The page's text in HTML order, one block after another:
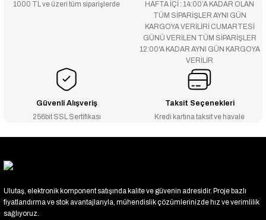
1000 TL ve üzeri tüm siparişlerde
HAFTA İÇİ : 14:00’A KADAR OLAN
TÜM SİPARİŞLER AYNI GÜN
KARGOYA VERİLİRİ CUMARTESİ
GÜNÜ VERİLEN TÜM SİPARİŞLER
12:00'A KADAR AYNI GÜN KARGOYA
VERİLİR
Güvenli Alışveriş
256bit SSL Sertifikası
Taksit Seçenekleri
Kredi kartına taksit ve havale
Ulutaş, elektronik komponent satışında kalite ve güvenin adresidir. Proje bazlı
fiyatlandırma ve stok avantajlarıyla, mühendislik çözümlerinizde hız ve verimlilik
sağlıyoruz.